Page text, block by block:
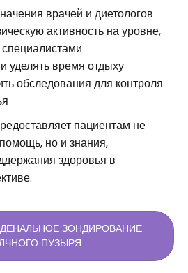
врачей и диетологов
активность на уровне,
уделять время отдыху
обследования для контроля
пациентам не
но и знания,
здоровья в
ЗОНДИРОВАНИЕ
ПУЗЫРЯ